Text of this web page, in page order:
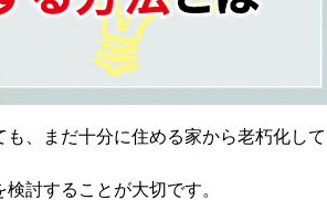
、まだ十分に住める家から老朽化して
討することが大切です。